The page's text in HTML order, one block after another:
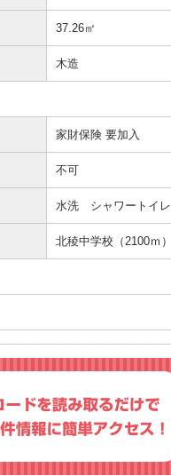
37.26㎡
木造
家財保険 要加入
不可
水洗 シャワートイレ
北稜中学校（2100ｍ）